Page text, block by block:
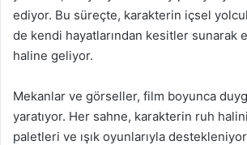
ediyor. Bu süreçte, karakterin içsel
de kendi hayatlarından kesitler sunarak
haline geliyor.
Mekanlar ve görseller, film boyunca
yaratıyor. Her sahne, karakterin ruh
paletleri ve ışık oyunlarıyla